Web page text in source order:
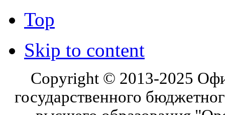
Top
Skip to content
Copyright © 2013-2025
государственного